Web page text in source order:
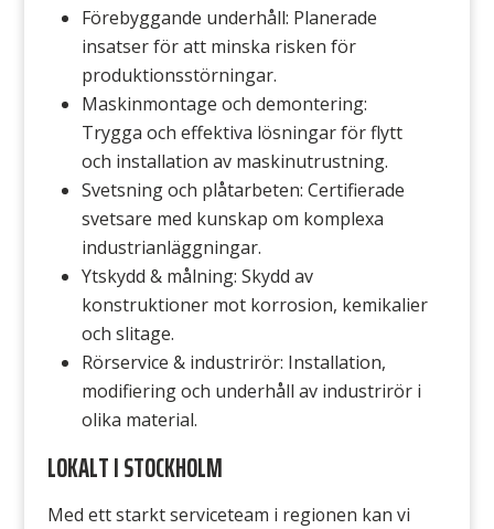
Förebyggande underhåll: Planerade
insatser för att minska risken för
produktionsstörningar.
Maskinmontage och demontering:
Trygga och effektiva lösningar för flytt
och installation av maskinutrustning.
Svetsning och plåtarbeten: Certifierade
svetsare med kunskap om komplexa
industrianläggningar.
Ytskydd & målning: Skydd av
konstruktioner mot korrosion, kemikalier
och slitage.
Rörservice & industrirör: Installation,
modifiering och underhåll av industrirör i
olika material.
LOKALT I STOCKHOLM
Med ett starkt serviceteam i regionen kan vi